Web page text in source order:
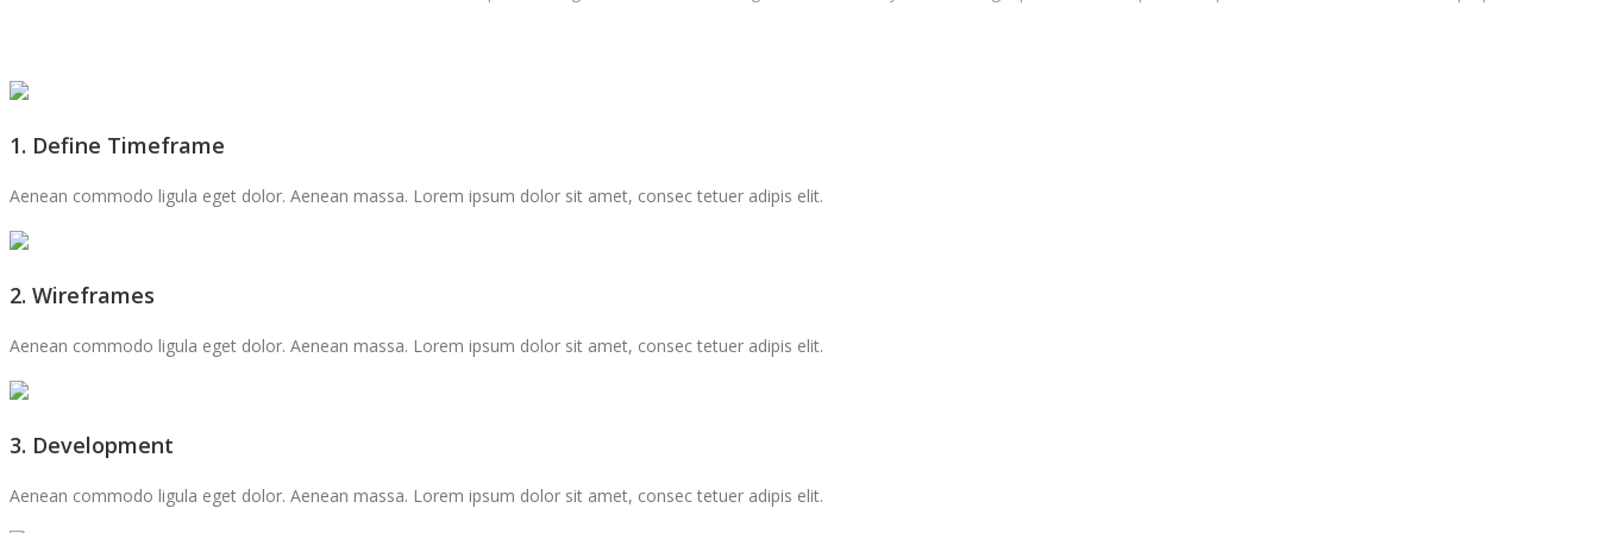
1. Define Timeframe
Aenean commodo ligula eget dolor. Aenean massa. Lorem ipsum dolor sit amet, consec tetuer adipis elit.
2. Wireframes
Aenean commodo ligula eget dolor. Aenean massa. Lorem ipsum dolor sit amet, consec tetuer adipis elit.
3. Development
Aenean commodo ligula eget dolor. Aenean massa. Lorem ipsum dolor sit amet, consec tetuer adipis elit.